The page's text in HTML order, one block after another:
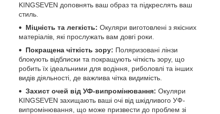
KINGSEVEN доповнять ваш образ та підкреслять ваш
стиль.
Міцність та легкість: Окуляри виготовлені з якісних
матеріалів, які прослужать вам довгі роки.
Покращена чіткість зору: Поляризовані лінзи
блокують відблиски та покращують чіткість зору, що
робить їх ідеальними для водіння, риболовлі та інших
видів діяльності, де важлива чітка видимість.
Захист очей від УФ-випромінювання: Окуляри
KINGSEVEN захищають ваші очі від шкідливого УФ-
випромінювання, що може призвести до проблем зі